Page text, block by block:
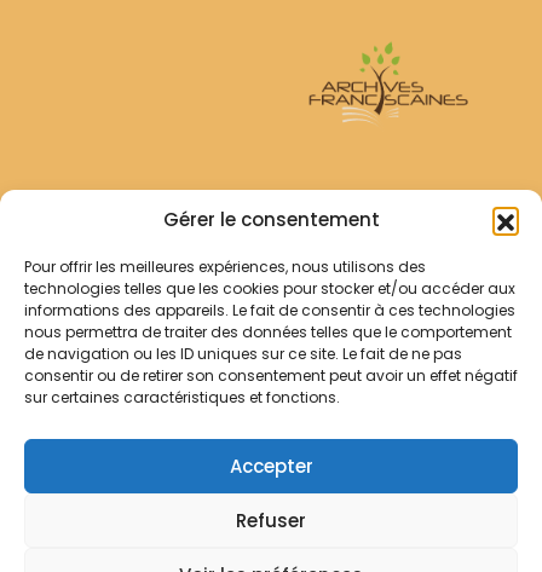
Gérer le consentement
Pour offrir les meilleures expériences, nous utilisons des
technologies telles que les cookies pour stocker et/ou accéder aux
informations des appareils. Le fait de consentir à ces technologies
nous permettra de traiter des données telles que le comportement
de navigation ou les ID uniques sur ce site. Le fait de ne pas
consentir ou de retirer son consentement peut avoir un effet négatif
sur certaines caractéristiques et fonctions.
Accepter
Refuser
Archives Franciscaines
RECHERCHER
Comment chercher ?
Les archives
Notre démarche
Contact